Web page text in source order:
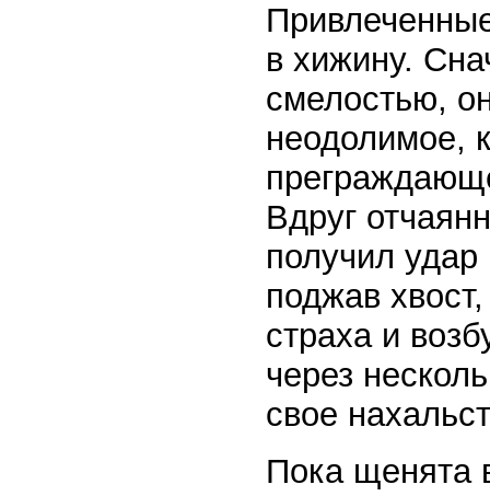
в хижину.
смелостью,
неодолимое,
Вдруг
получил
поджав
страха и
через
свое
Пока щенята